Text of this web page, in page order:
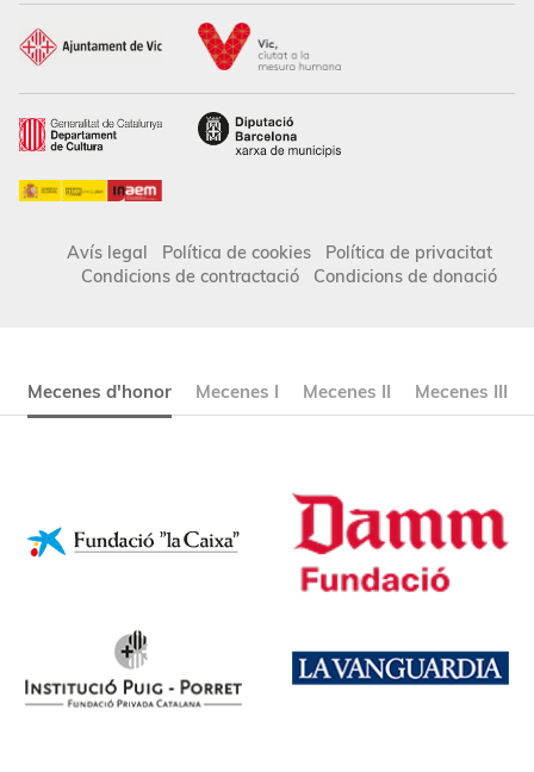
Avís legal Política de cookies
Política de privacitat
Condicions de contractació
Condicions de donació
Mecenes d'honor Mecenes I Mecenes II Mecenes III